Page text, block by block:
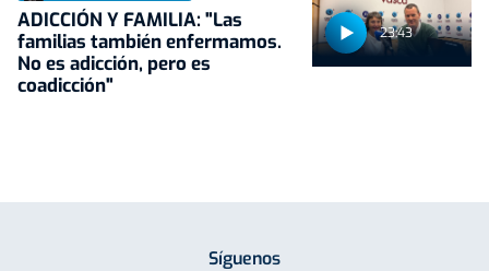
23:43
ADICCIÓN Y FAMILIA: "Las
familias también enfermamos.
No es adicción, pero es
coadicción"
Síguenos